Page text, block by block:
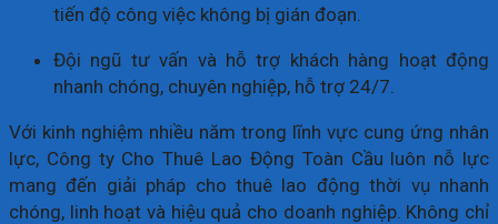
tiến độ công việc không bị gián đoạn.
Đội ngũ tư vấn và hỗ trợ khách hàng hoạt động
nhanh chóng, chuyên nghiệp, hỗ trợ 24/7.
Với kinh nghiệm nhiều năm trong lĩnh vực cung ứng nhân
lực, Công ty Cho Thuê Lao Động Toàn Cầu luôn nỗ lực
mang đến giải pháp cho thuê lao động thời vụ nhanh
chóng, linh hoạt và hiệu quả cho doanh nghiệp. Không chỉ